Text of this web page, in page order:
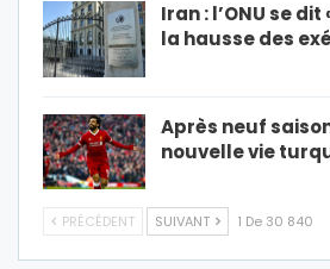
Iran : l’ONU se
la hausse des
Après neuf
nouvelle vie
PRÉCÉDENT SUIVANT 1 De 30 840